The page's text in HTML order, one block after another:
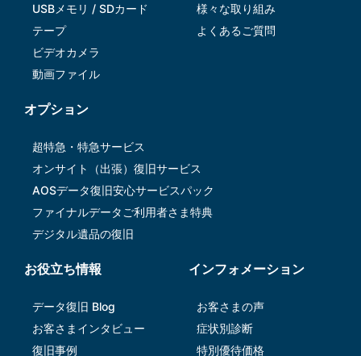
USBメモリ / SDカード
テープ
ビデオカメラ
動画ファイル
様々な取り組み
よくあるご質問
オプション
超特急・特急サービス
オンサイト（出張）復旧サービス
AOSデータ復旧安⼼サービスパック
ファイナルデータご利⽤者さま特典
デジタル遺品の復旧
お役立ち情報
データ復旧 Blog
お客さまインタビュー
復旧事例
インフォメーション
お客さまの声
症状別診断
特別優待価格